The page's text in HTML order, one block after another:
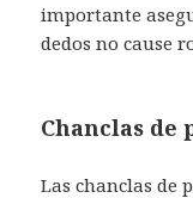
importante
dedos no cause
Chanclas de
Las chanclas de